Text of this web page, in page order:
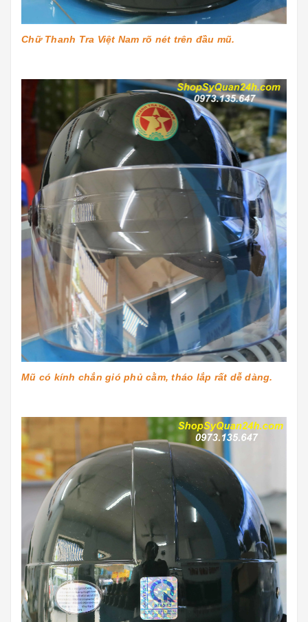
Chữ Thanh Tra Việt Nam rõ nét trên đầu mũ.
Mũ có kính chắn gió phủ cằm, tháo lắp rất dễ dàng.